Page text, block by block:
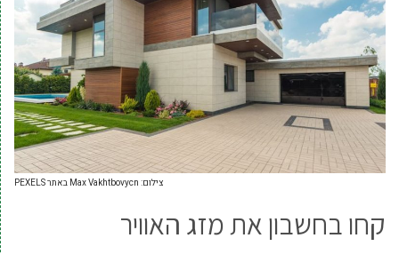
צילום: Max Vakhtbovycn באתר PEXELS
קחו בחשבון את מזג האוויר